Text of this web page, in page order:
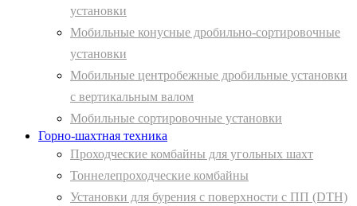
установки
Мобильные конусные дробильно-сортировочные
установки
Мобильные центробежные дробильные установки
с вертикальным валом
Мобильные сортировочные установки
Горно-шахтная техника
Проходческие комбайны для угольных шахт
Тоннелепроходческие комбайны
Установки для бурения с поверхности с ПП (DTH)